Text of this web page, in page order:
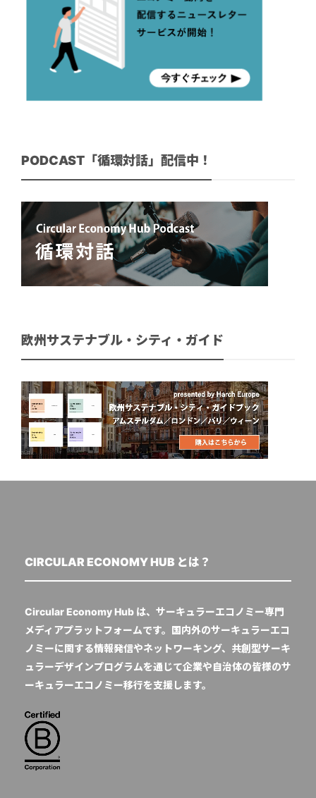
PODCAST「循環対話」配信中！
欧州サステナブル・シティ・ガイド
CIRCULAR ECONOMY HUB とは？
Circular Economy Hub は、サーキュラーエコノミー専門
メディアプラットフォームです。国内外のサーキュラーエコ
ノミーに関する情報発信やネットワーキング、共創型サーキ
ュラーデザインプログラムを通じて企業や自治体の皆様のサ
ーキュラーエコノミー移行を支援します。